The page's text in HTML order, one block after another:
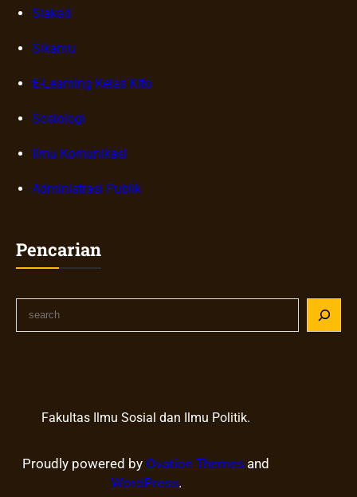
Siakad
Sikamu
E-Learning Kelas Kito
Sosiologi
Ilmu Komunikasi
Administrasi Publik
Pencarian
Fakultas Ilmu Sosial dan Ilmu Politik.
Proudly powered by Ovation Themes and
WordPress.